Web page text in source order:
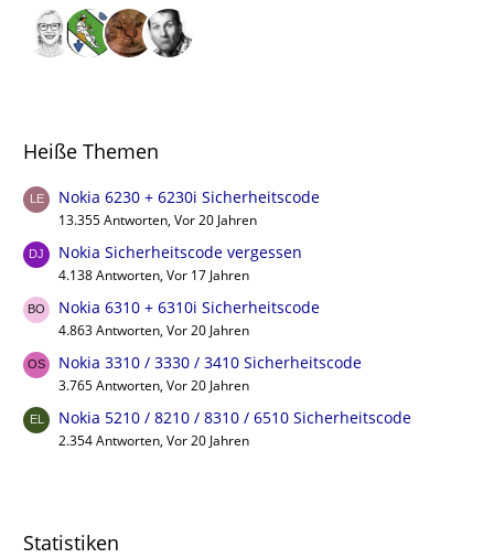
Heiße Themen
Nokia 6230 + 6230i Sicherheitscode
13.355 Antworten, Vor 20 Jahren
Nokia Sicherheitscode vergessen
4.138 Antworten, Vor 17 Jahren
Nokia 6310 + 6310i Sicherheitscode
4.863 Antworten, Vor 20 Jahren
Nokia 3310 / 3330 / 3410 Sicherheitscode
3.765 Antworten, Vor 20 Jahren
Nokia 5210 / 8210 / 8310 / 6510 Sicherheitscode
2.354 Antworten, Vor 20 Jahren
Statistiken